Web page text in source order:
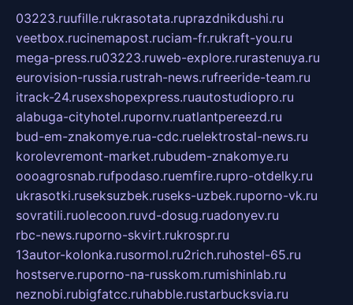
03223.ruufille.rukrasotata.ruprazdnikdushi.ru
veetbox.rucinemapost.ruciam-fr.rukraft-you.ru
mega-press.ru03223.ruweb-explore.rurastenuya.ru
eurovision-russia.rustrah-news.rufreeride-team.ru
itrack-24.rusexshopexpress.ruautostudiopro.ru
alabuga-cityhotel.rupornv.ruatlantpereezd.ru
bud-em-znakomye.rua-cdc.ruelektrostal-news.ru
korolevremont-market.rubudem-znakomye.ru
oooagrosnab.rufpodaso.ruemfire.rupro-otdelky.ru
ukrasotki.ruseksuzbek.ruseks-uzbek.ruporno-vk.ru
sovratili.ruolecoon.ruvd-dosug.ruadonyev.ru
rbc-news.ruporno-skvirt.rukrospr.ru
13autor-kolonka.rusormol.ru2rich.ruhostel-65.ru
hostserve.ruporno-na-russkom.rumishinlab.ru
neznobi.rubigfatcc.ruhabble.rustarbucksvia.ru